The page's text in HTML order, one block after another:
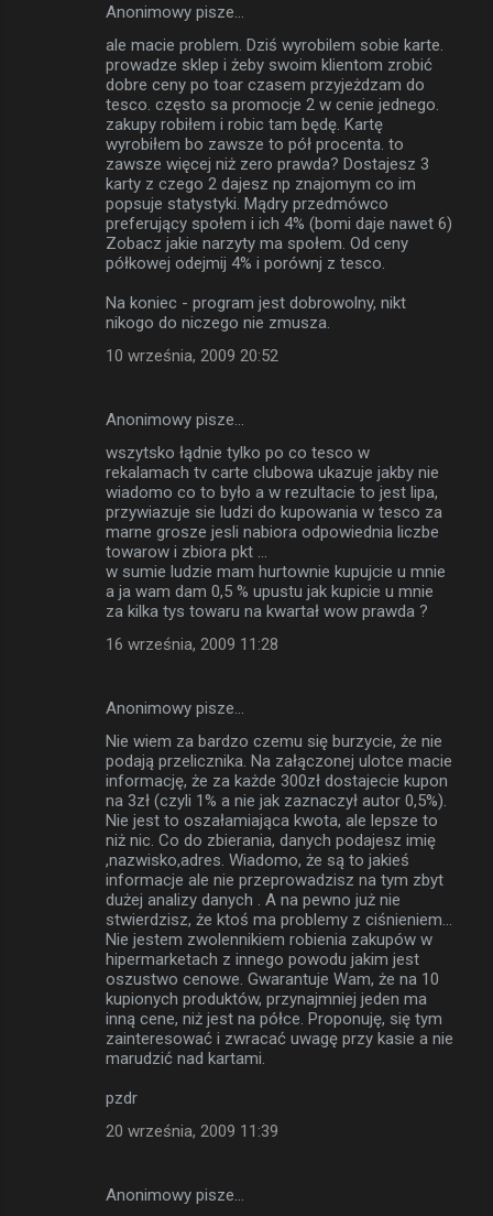
Anonimowy pisze…
ale macie problem. Dziś wyrobilem sobie karte.
prowadze sklep i żeby swoim klientom zrobić
dobre ceny po toar czasem przyjeżdzam do
tesco. często sa promocje 2 w cenie jednego.
zakupy robiłem i robic tam będę. Kartę
wyrobiłem bo zawsze to pół procenta. to
zawsze więcej niż zero prawda? Dostajesz 3
karty z czego 2 dajesz np znajomym co im
popsuje statystyki. Mądry przedmówco
preferujący społem i ich 4% (bomi daje nawet 6)
Zobacz jakie narzyty ma społem. Od ceny
półkowej odejmij 4% i porównj z tesco.
Na koniec - program jest dobrowolny, nikt
nikogo do niczego nie zmusza.
10 września, 2009 20:52
Anonimowy pisze…
wszytsko łądnie tylko po co tesco w
rekalamach tv carte clubowa ukazuje jakby nie
wiadomo co to było a w rezultacie to jest lipa,
przywiazuje sie ludzi do kupowania w tesco za
marne grosze jesli nabiora odpowiednia liczbe
towarow i zbiora pkt ...
w sumie ludzie mam hurtownie kupujcie u mnie
a ja wam dam 0,5 % upustu jak kupicie u mnie
za kilka tys towaru na kwartał wow prawda ?
16 września, 2009 11:28
Anonimowy pisze…
Nie wiem za bardzo czemu się burzycie, że nie
podają przelicznika. Na załączonej ulotce macie
informację, że za każde 300zł dostajecie kupon
na 3zł (czyli 1% a nie jak zaznaczył autor 0,5%).
Nie jest to oszałamiająca kwota, ale lepsze to
niż nic. Co do zbierania, danych podajesz imię
,nazwisko,adres. Wiadomo, że są to jakieś
informacje ale nie przeprowadzisz na tym zbyt
dużej analizy danych . A na pewno już nie
stwierdzisz, że ktoś ma problemy z ciśnieniem...
Nie jestem zwolennikiem robienia zakupów w
hipermarketach z innego powodu jakim jest
oszustwo cenowe. Gwarantuje Wam, że na 10
kupionych produktów, przynajmniej jeden ma
inną cene, niż jest na półce. Proponuję, się tym
zainteresować i zwracać uwagę przy kasie a nie
marudzić nad kartami.
pzdr
20 września, 2009 11:39
Anonimowy pisze…